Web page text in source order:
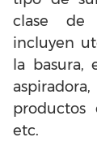
clase de
incluyen
la basura,
etc.